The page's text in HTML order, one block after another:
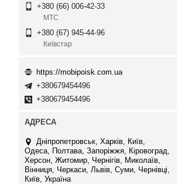
+380 (66) 006-42-33
МТС
+380 (67) 945-44-96
Київстар
https://mobipoisk.com.ua
+380679454496
+380679454496
Дніпропетровськ, Харків, Київ,
Одеса, Полтава, Запоріжжя, Кіровоград,
Херсон, Житомир, Чернігів, Миколаїв,
Вінниця, Черкаси, Львів, Суми, Чернівці,
Київ, Україна